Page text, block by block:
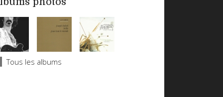
Tous les albums